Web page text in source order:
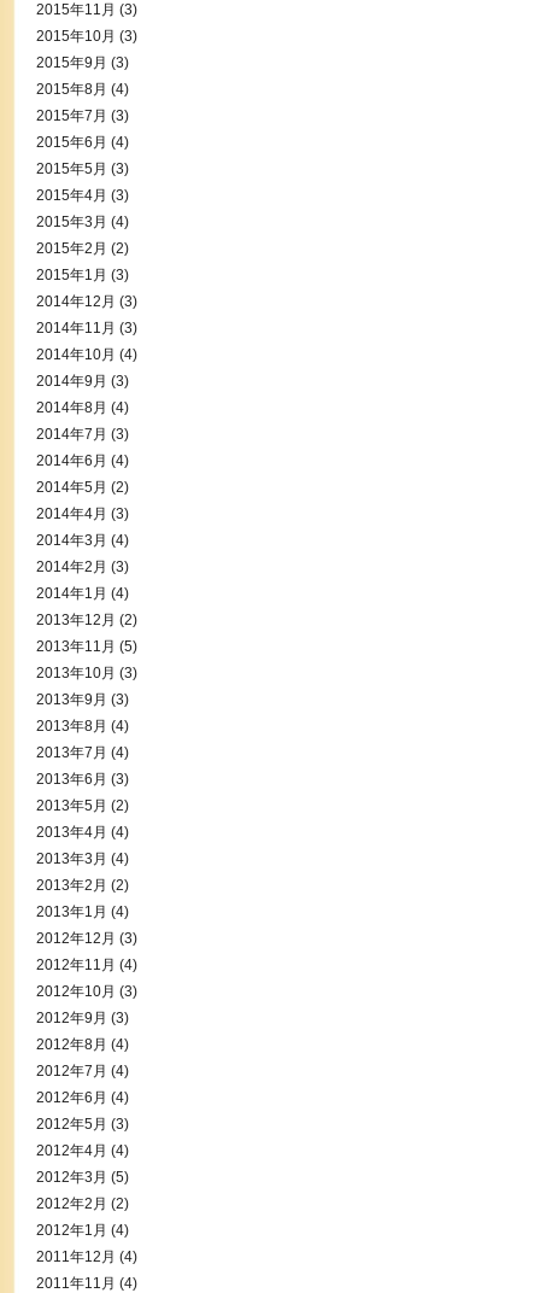
2015年11月 (3)
2015年10月 (3)
2015年9月 (3)
2015年8月 (4)
2015年7月 (3)
2015年6月 (4)
2015年5月 (3)
2015年4月 (3)
2015年3月 (4)
2015年2月 (2)
2015年1月 (3)
2014年12月 (3)
2014年11月 (3)
2014年10月 (4)
2014年9月 (3)
2014年8月 (4)
2014年7月 (3)
2014年6月 (4)
2014年5月 (2)
2014年4月 (3)
2014年3月 (4)
2014年2月 (3)
2014年1月 (4)
2013年12月 (2)
2013年11月 (5)
2013年10月 (3)
2013年9月 (3)
2013年8月 (4)
2013年7月 (4)
2013年6月 (3)
2013年5月 (2)
2013年4月 (4)
2013年3月 (4)
2013年2月 (2)
2013年1月 (4)
2012年12月 (3)
2012年11月 (4)
2012年10月 (3)
2012年9月 (3)
2012年8月 (4)
2012年7月 (4)
2012年6月 (4)
2012年5月 (3)
2012年4月 (4)
2012年3月 (5)
2012年2月 (2)
2012年1月 (4)
2011年12月 (4)
2011年11月 (4)